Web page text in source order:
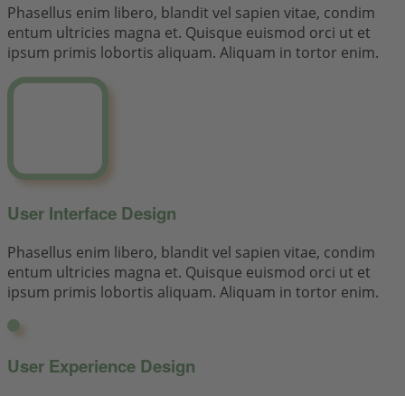
Phasellus enim libero, blandit vel sapien vitae, condim
entum ultricies magna et. Quisque euismod orci ut et
ipsum primis lobortis aliquam. Aliquam in tortor enim.
User Interface Design
Phasellus enim libero, blandit vel sapien vitae, condim
entum ultricies magna et. Quisque euismod orci ut et
ipsum primis lobortis aliquam. Aliquam in tortor enim.
User Experience Design